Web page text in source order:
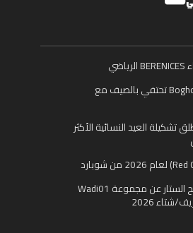
بوغوصيان Boghossian تحتفي بالصيف مع
العيد النسائية الأكثر
“إيلاي ساراي” تُزيح الستار عن مجموعة Wadi01